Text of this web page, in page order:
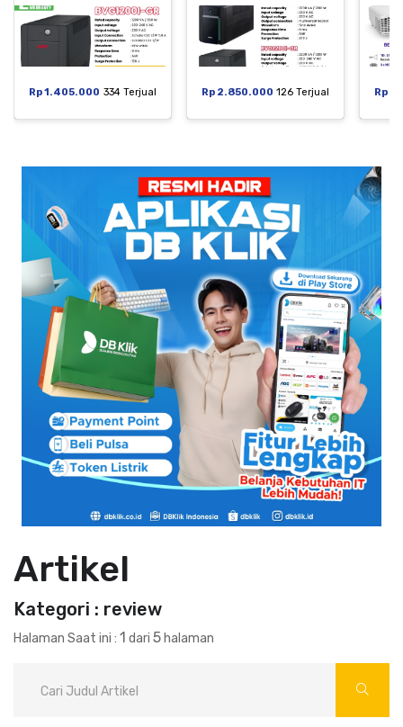
Rp 1.405.000 334 Terjual Rp 2.850.000 126 Terjual Rp
Artikel
Kategori : review
Halaman Saat ini : 1 dari 5 halaman